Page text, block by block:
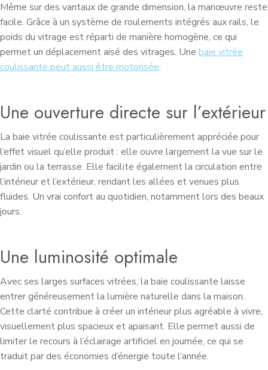
Même sur des vantaux de grande dimension, la manœuvre reste
facile. Grâce à un système de roulements intégrés aux rails, le
poids du vitrage est réparti de manière homogène, ce qui
permet un déplacement aisé des vitrages. Une baie vitrée
coulissante peut aussi être motorisée.
Une ouverture directe sur l’extérieur
La baie vitrée coulissante est particulièrement appréciée pour
l’effet visuel qu’elle produit : elle ouvre largement la vue sur le
jardin ou la terrasse. Elle facilite également la circulation entre
l’intérieur et l’extérieur, rendant les allées et venues plus
fluides. Un vrai confort au quotidien, notamment lors des beaux
jours.
Une luminosité optimale
Avec ses larges surfaces vitrées, la baie coulissante laisse
entrer généreusement la lumière naturelle dans la maison.
Cette clarté contribue à créer un intérieur plus agréable à vivre,
visuellement plus spacieux et apaisant. Elle permet aussi de
limiter le recours à l’éclairage artificiel en journée, ce qui se
traduit par des économies d’énergie toute l’année.